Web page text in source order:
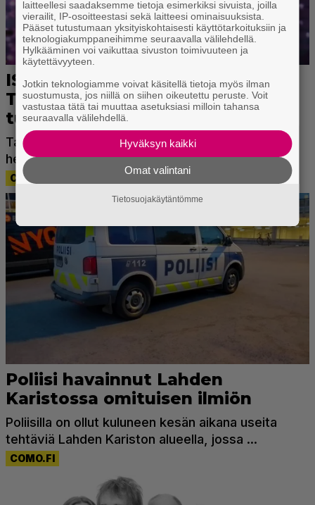
laitteellesi saadaksemme tietoja esimerkiksi sivuista, joilla
vierailit, IP-osoitteestasi sekä laitteesi ominaisuuksista.
Pääset tutustumaan yksityiskohtaisesti käyttötarkoituksiin ja
teknologiakumppaneihimme seuraavalla välilehdellä.
Hylkääminen voi vaikuttaa sivuston toimivuuteen ja
käytettävyyteen.
Jotkin teknologiamme voivat käsitellä tietoja myös ilman
suostumusta, jos niillä on siihen oikeutettu peruste. Voit
vastustaa tätä tai muuttaa asetuksiasi milloin tahansa
seuraavalla välilehdellä.
Hyväksyn kaikki
Omat valintani
Tietosuojakäytäntömme